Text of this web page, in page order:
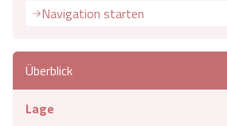
Navigation starten
Überblick
Lage